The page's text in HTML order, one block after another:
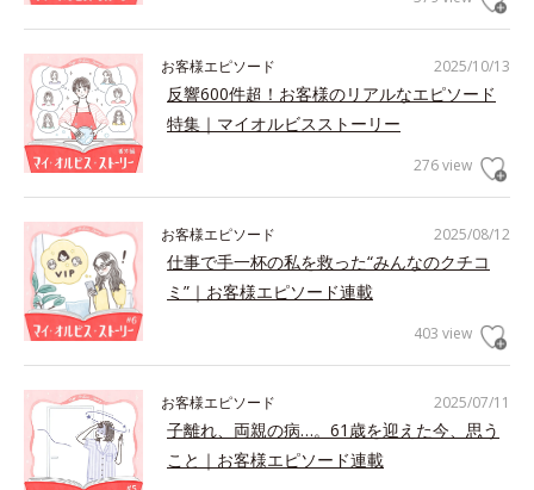
2025/10/13
お客様エピソード
反響600件超！お客様のリアルなエピソード
特集｜マイオルビスストーリー
276 view
2025/08/12
お客様エピソード
仕事で手一杯の私を救った“みんなのクチコ
ミ”｜お客様エピソード連載
403 view
2025/07/11
お客様エピソード
子離れ、両親の病…。61歳を迎えた今、思う
こと｜お客様エピソード連載